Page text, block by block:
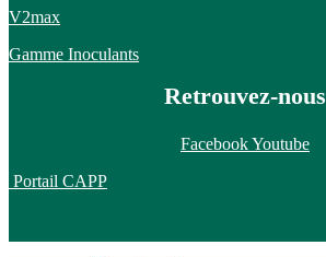
V2max
Gamme Inoculants
Retrouvez-nous
FacebookYoutube
Portail CAPP